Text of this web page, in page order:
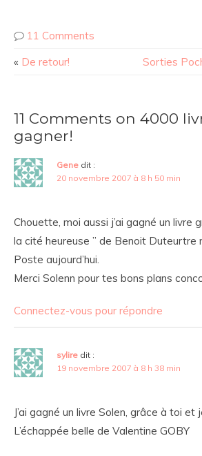
11 Comments
« De retour! Sorties
11 Comments on 4000
gagner!
Gene dit :
20 novembre 2007 à 8 h 50 min
Chouette, moi aussi j’ai gagné un livre
la cité heureuse ” de Benoit Duteurtre
Poste aujourd’hui.
Merci Solenn pour tes bons plans
Connectez-vous pour répondre
sylire dit :
19 novembre 2007 à 8 h 38 min
J’ai gagné un livre Solen, grâce à toi et
L’échappée belle de Valentine GOBY